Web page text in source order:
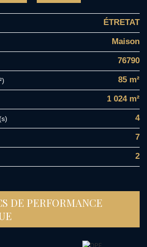
ÉTRETAT
Maison
76790
85 m²
1 024 m²
4
7
2